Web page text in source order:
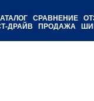
СРАВНЕНИЕ
ДРАЙВ
ПРОДАЖА